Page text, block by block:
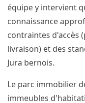
équipe y intervient
connaissance
contraintes d'accès
livraison) et des
Jura bernois.
Le parc immobilier
immeubles